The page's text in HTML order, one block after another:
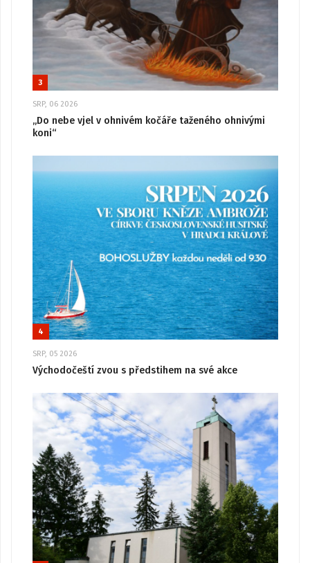
3
SRP, 06 2026
„Do nebe vjel v ohnivém kočáře taženého ohnivými
koni“
4
SRP, 05 2026
Východočeští zvou s předstihem na své akce